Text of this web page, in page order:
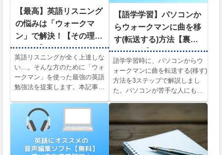
【最高】英語リスニング
の悩みは「ウォークマ
ン」で解決！【その理由
とは…】
英語リスニングが全く上達しな
い…。そんな方のために「ウォ
ークマン」を使った最強の英語
勉強法を提案します。本記事で
クマン語学学習の機能４選と、
英検１級講師の「TOEICリスニ
ング勉強の実況中継」も解説！
また、買うべきおすすめウォー
クマンも紹介しています。
【語学学習】パソコンか
らウォークマンに曲を移
す(転送する)方法【裏ワ
ザも紹介】
語学学習時に、パソコンからウ
ォークマンに曲を転送する(移す)
方法を3ステップで解説しまし
た。パソコンが苦手な人にもわ
かりやすいように写真でくわし
ークマンで英語学習をする上で
の便利ワザも同時に解説してい
ます。